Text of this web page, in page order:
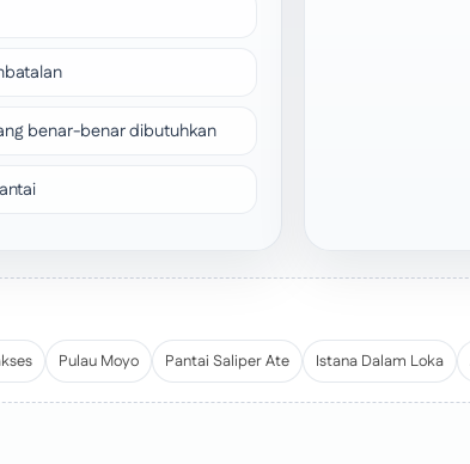
benar-benar dibutuhkan
Pulau Moyo Pantai Saliper Ate Istana Dalam Loka